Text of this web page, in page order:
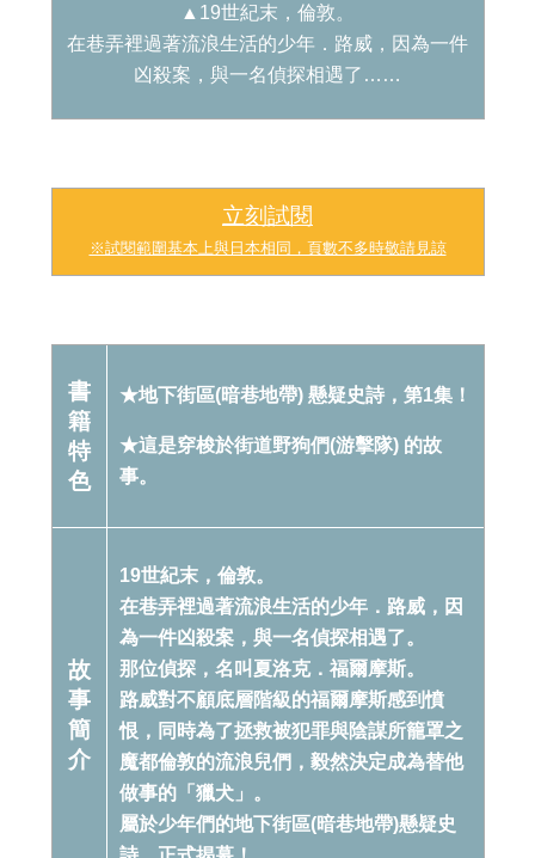
▲19世紀末，倫敦。
在巷弄裡過著流浪生活的少年．路威，因為一件
凶殺案，與一名偵探相遇了……
立刻試閱
※試閱範圍基本上與日本相同，頁數不多時敬請見諒
書
籍
特
色
★地下街區(暗巷地帶) 懸疑史詩，第1集！
★這是穿梭於街道野狗們(游擊隊) 的故
事。
故
事
簡
介
19世紀末，倫敦。
在巷弄裡過著流浪生活的少年．路威，因
為一件凶殺案，與一名偵探相遇了。
那位偵探，名叫夏洛克．福爾摩斯。
路威對不顧底層階級的福爾摩斯感到憤
恨，同時為了拯救被犯罪與陰謀所籠罩之
魔都倫敦的流浪兒們，毅然決定成為替他
做事的「獵犬」。
屬於少年們的地下街區(暗巷地帶)懸疑史